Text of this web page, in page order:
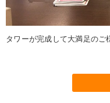
タワーが完成して大満足のご